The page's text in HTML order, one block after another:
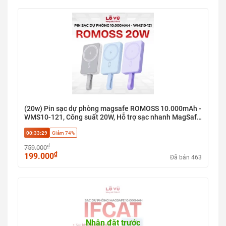
Tương thích điện thoại, tablet, laptop và thiết bị USB-C
Truyền điện ổn định, hạn chế nóng cáp khi sạc nhanh
#LỗVũ1 #vuabanlo #levu01 #Mophie #BoSacMophie
#PinDuPhong #SacKhongDay #CapSacNhanh
(20w) Pin sạc dự phòng magsafe ROMOSS 10.000mAh -
WMS10-121, Công suất 20W, Hỗ trợ sạc nhanh MagSafe
00:33:29 Giảm 74%
759.000₫
199.000₫ Đã bán 463
Nhận đặt trước